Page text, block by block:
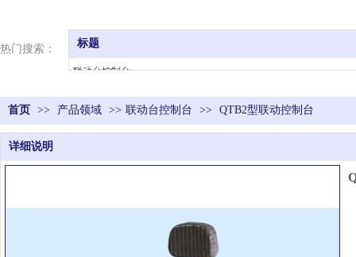
标题
联动台控制台
主令控制器
座椅
热门搜索：
首页 >> 产品领域 >> 联动台控制台 >> QTB2型联动控制台
详细说明